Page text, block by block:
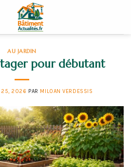
AU JARDIN
pour débutant
25, 2026 PAR MILOAN VERDESSIS